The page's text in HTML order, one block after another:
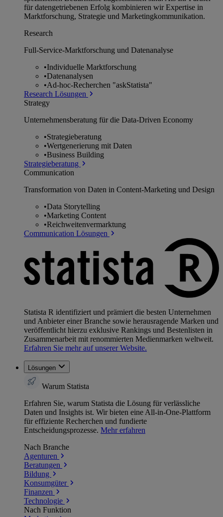
für datengetriebenen Erfolg kombinieren wir Expertise in
Marktforschung, Strategie und Marketingkommunikation.
Research
Full-Service-Marktforschung und Datenanalyse
•Individuelle Marktforschung
•Datenanalysen
•Ad-hoc-Recherchen "askStatista"
Research Lösungen
Strategy
Unternehmens­beratung für die Data-Driven Economy
•Strategieberatung
•Wertgenerierung mit Daten
•Business Building
Strategieberatung
Communication
Transformation von Daten in Content-Marketing und Design
•Data Storytelling
•Marketing Content
•Reichweitenvermarktung
Communication Lösungen
Statista R identifiziert und prämiert die besten Unternehmen
und Anbieter einer Branche sowie herausragende Marken und
veröffentlicht hierzu exklusive Rankings und Bestenlisten in
Zusammenarbeit mit renommierten Medienmarken weltweit.
Erfahren Sie mehr auf unserer Website.
Lösungen
Warum Statista
Erfahren Sie, warum Statista die Lösung für verlässliche
Daten und Insights ist. Wir bieten eine All-in-One-Plattform
für effiziente Recherchen und fundierte
Entscheidungsprozesse. Mehr erfahren
Nach Branche
Agenturen
Beratungen
Bildung
Konsumgüter
Finanzen
Technologie
Nach Funktion